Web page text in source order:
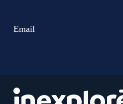
Email